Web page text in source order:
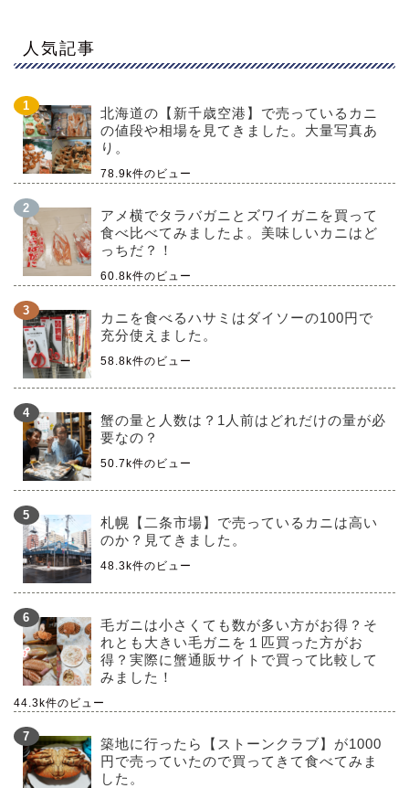
人気記事
北海道の【新千歳空港】で売っているカニ
の値段や相場を見てきました。大量写真あ
り。
78.9k件のビュー
アメ横でタラバガニとズワイガニを買って
食べ比べてみましたよ。美味しいカニはど
っちだ？！
60.8k件のビュー
カニを食べるハサミはダイソーの100円で
充分使えました。
58.8k件のビュー
蟹の量と人数は？1人前はどれだけの量が必
要なの？
50.7k件のビュー
札幌【二条市場】で売っているカニは高い
のか？見てきました。
48.3k件のビュー
毛ガニは小さくても数が多い方がお得？そ
れとも大きい毛ガニを１匹買った方がお
得？実際に蟹通販サイトで買って比較して
みました！
44.3k件のビュー
築地に行ったら【ストーンクラブ】が1000
円で売っていたので買ってきて食べてみま
した。